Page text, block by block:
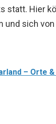
statt. Hier
und sich
– Orte